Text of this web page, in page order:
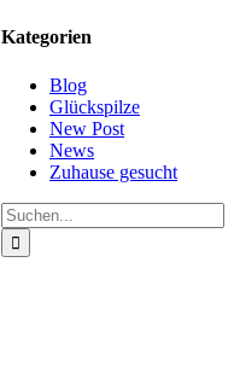
Kategorien
Blog
Glückspilze
New Post
News
Zuhause gesucht
Suche
nach: